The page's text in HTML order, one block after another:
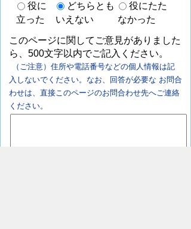
役に
立った
どちらとも
いえない
役にたた
なかった
このページに関してご意見がありました
ら、500文字以内でご記入ください。
（ご注意）住所や電話番号などの個人情報は記
入しないでください。なお、回答が必要な お問合
わせは、直接このページのお問合わせ先へご連絡
ください。